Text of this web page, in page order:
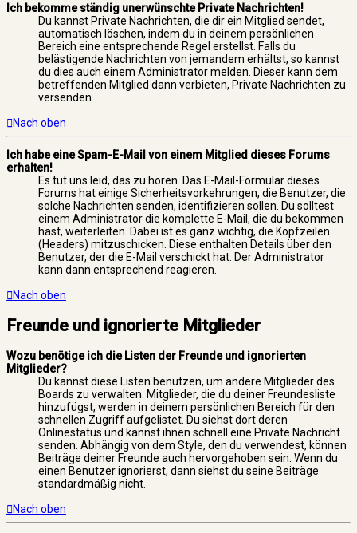
Ich bekomme ständig unerwünschte Private Nachrichten!
Du kannst Private Nachrichten, die dir ein Mitglied sendet,
automatisch löschen, indem du in deinem persönlichen
Bereich eine entsprechende Regel erstellst. Falls du
belästigende Nachrichten von jemandem erhältst, so kannst
du dies auch einem Administrator melden. Dieser kann dem
betreffenden Mitglied dann verbieten, Private Nachrichten zu
versenden.
Nach oben
Ich habe eine Spam-E-Mail von einem Mitglied dieses Forums
erhalten!
Es tut uns leid, das zu hören. Das E-Mail-Formular dieses
Forums hat einige Sicherheitsvorkehrungen, die Benutzer, die
solche Nachrichten senden, identifizieren sollen. Du solltest
einem Administrator die komplette E-Mail, die du bekommen
hast, weiterleiten. Dabei ist es ganz wichtig, die Kopfzeilen
(Headers) mitzuschicken. Diese enthalten Details über den
Benutzer, der die E-Mail verschickt hat. Der Administrator
kann dann entsprechend reagieren.
Nach oben
Freunde und ignorierte Mitglieder
Wozu benötige ich die Listen der Freunde und ignorierten
Mitglieder?
Du kannst diese Listen benutzen, um andere Mitglieder des
Boards zu verwalten. Mitglieder, die du deiner Freundesliste
hinzufügst, werden in deinem persönlichen Bereich für den
schnellen Zugriff aufgelistet. Du siehst dort deren
Onlinestatus und kannst ihnen schnell eine Private Nachricht
senden. Abhängig von dem Style, den du verwendest, können
Beiträge deiner Freunde auch hervorgehoben sein. Wenn du
einen Benutzer ignorierst, dann siehst du seine Beiträge
standardmäßig nicht.
Nach oben